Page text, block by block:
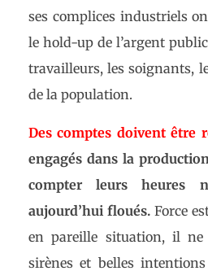
ses complices industriels
le hold-up de l’argent
travailleurs, les soignants,
de la population.
Des comptes doivent être
engagés dans la
compter leurs heures
aujourd’hui floués. Force
en pareille situation, il
sirènes et belles